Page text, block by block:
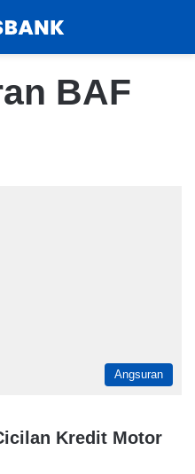
BAF
Angsuran
Kredit Motor